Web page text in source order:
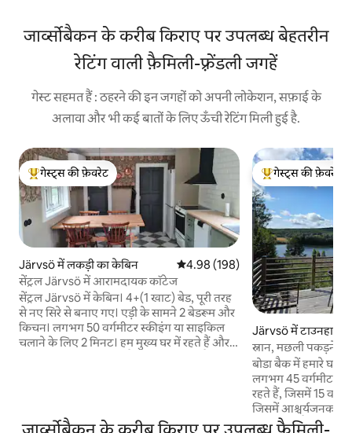
जार्व्सोबैकन के करीब किराए पर उपलब्ध बेहतरीन
रेटिंग वाली फ़ैमिली-फ़्रेंडली जगहें
गेस्ट सहमत हैं : ठहरने की इन जगहों को अपनी लोकेशन, सफ़ाई के
अलावा और भी कई बातों के लिए ऊँची रेटिंग मिली हुई है.
गेस्ट्स का टॉप फ़ेवरेट
गेस्ट्स की फ़ेवरेट
Järvsö में लकड़ी का केबिन औसत रेटिंग 5 में से 4.98, 198 समीक्षाएँ
4.98 (198)
सेंट्रल Järvsö में आरामदायक कॉटेज
सेंट्रल Järvsö में केबिन। 4+(1 खाट) बेड, पूरी तरह
से नए सिरे से बनाए गए। एड़ी के सामने 2 बेडरूम और
किचन। लगभग 50 वर्गमीटर स्कीइंग या साइकिल
चलाने के लिए 2 मिनट। हम मुख्य घर में रहते हैं और
लिनन और तौलिए 50 SEK/व्यक्ति के लिए किराए
गेस्ट्स का टॉप फ़ेवरेट
गेस्ट्स की फ़ेवरेट
Järvsö में टाउनहाउस
स्नान, मछली पकड़ने
सेमी-अलग घर
बोडा बैक में हमारे घर
लगभग 45 वर्गमीटर
रहते हैं, जिसमें 15
जिसमें आश्चर्यजनक
रूप में पानी है। आप